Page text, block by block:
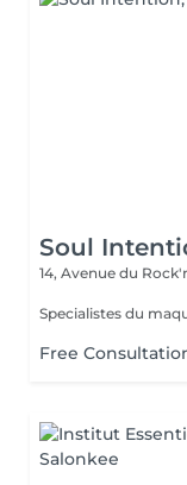
Soul
14, Avenue du
Specialistes du
Free